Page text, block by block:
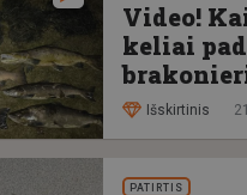
Video!
keliai
Išskirtinis
PATIRTIS